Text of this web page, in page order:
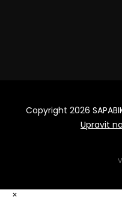
Copyright 2026
Upravit
×